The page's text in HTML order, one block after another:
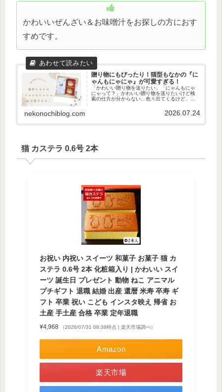
かわいいぜんざい＆お味噌汁をお探しの方におす
すめです。
贈り物にもぴったり！猫型もなかの『に
ゃんもにゃにゃ』が可愛すぎる！
「かわいい贈り物を送りたい」「にゃんもにゃ
にゃって？」かわいい贈り物を送りたいけど検
索の仕方が分からない…色々出てくるけど、ど
かわいい最中のぜんざいを見つけてきたのでご
紹介します。それは…「にゃんも...
nekonochiblog.com 2026.07.24
猫 カステラ 0.6号 2本
お祝い 内祝い スイーツ 和菓子 お菓子 猫 カ
ステラ 0.6号 2本 化粧箱入り | かわいい スイ
ーツ 誕生日 プレゼント 動物 ねこ アニマル
プチギフト 退職 結婚 出産 還暦 米寿 卒寿 ギ
フト 卒業 祝い こども インスタ映え 帰省 お
土産 手土産 合格 卒業 定年退職
¥4,968 （2026/07/31 08:38時点 | 楽天市場調べ）
Amazon
楽天市場